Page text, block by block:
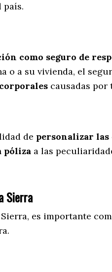
país.
como seguro de
a su vivienda, el
causadas por
de personalizar las
póliza a las
Sierra
, es importante